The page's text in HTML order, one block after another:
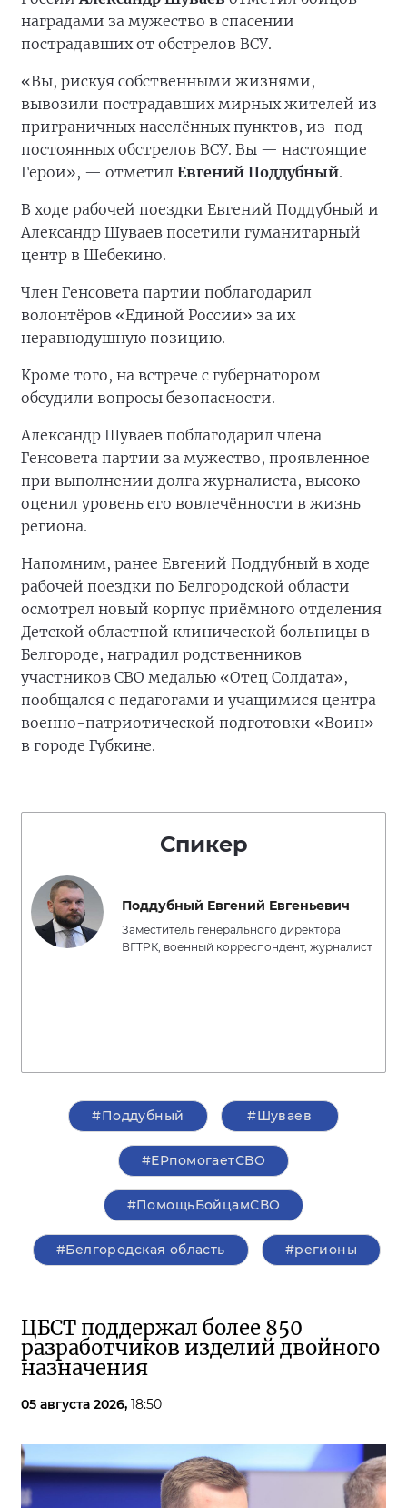
наградами за мужество в спасении
пострадавших от обстрелов ВСУ.
«Вы, рискуя собственными жизнями,
вывозили пострадавших мирных жителей из
приграничных населённых пунктов, из-под
постоянных обстрелов ВСУ. Вы — настоящие
Герои», — отметил Евгений Поддубный.
В ходе рабочей поездки Евгений Поддубный и
Александр Шуваев посетили гуманитарный
центр в Шебекино.
Член Генсовета партии поблагодарил
волонтёров «Единой России» за их
неравнодушную позицию.
Кроме того, на встрече с губернатором
обсудили вопросы безопасности.
Александр Шуваев поблагодарил члена
Генсовета партии за мужество, проявленное
при выполнении долга журналиста, высоко
оценил уровень его вовлечённости в жизнь
региона.
Напомним, ранее Евгений Поддубный в ходе
рабочей поездки по Белгородской области
осмотрел новый корпус приёмного отделения
Детской областной клинической больницы в
Белгороде, наградил родственников
участников СВО медалью «Отец Солдата»,
пообщался с педагогами и учащимися центра
военно-патриотической подготовки «Воин»
в городе Губкине.
Спикер
Поддубный Евгений Евгеньевич
Заместитель генерального директора
ВГТРК, военный корреспондент, журналист
#Поддубный #Шуваев
#ЕРпомогаетСВО
#ПомощьБойцамСВО
#Белгородская область #регионы
ЦБСТ поддержал более 850
разработчиков изделий двойного
назначения
05 августа 2026, 18:50